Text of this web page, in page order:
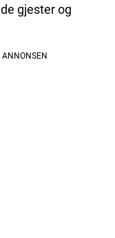
gjester og